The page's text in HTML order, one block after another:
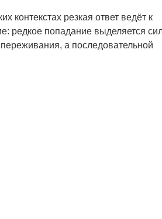
контекстах резкая ответ ведёт к
редкое попадание выделяется
а последовательной